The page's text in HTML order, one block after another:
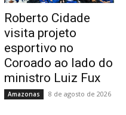
Roberto Cidade
visita projeto
esportivo no
Coroado ao lado do
ministro Luiz Fux
Amazonas 8 de agosto de 2026